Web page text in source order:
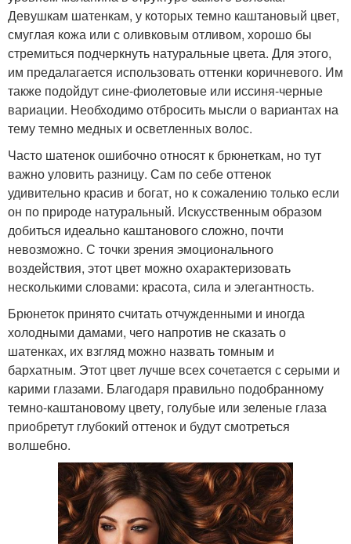
Девушкам шатенкам, у которых темно каштановый цвет,
смуглая кожа или с оливковым отливом, хорошо бы
стремиться подчеркнуть натуральные цвета. Для этого,
им предалагается использовать оттенки коричневого. Им
также подойдут сине-фиолетовые или иссиня-черные
вариации. Необходимо отбросить мысли о вариантах на
тему темно медных и осветленных волос.
Часто шатенок ошибочно относят к брюнеткам, но тут
важно уловить разницу. Сам по себе оттенок
удивительно красив и богат, но к сожалению только если
он по природе натуральный. Искусственным образом
добиться идеально каштанового сложно, почти
невозможно. С точки зрения эмоционального
воздействия, этот цвет можно охарактеризовать
несколькими словами: красота, сила и элегантность.
Брюнеток принято считать отчужденными и иногда
холодными дамами, чего напротив не сказать о
шатенках, их взгляд можно назвать томным и
бархатным. Этот цвет лучше всех сочетается с серыми и
карими глазами. Благодаря правильно подобранному
темно-каштановому цвету, голубые или зеленые глаза
приобретут глубокий оттенок и будут смотреться
волшебно.